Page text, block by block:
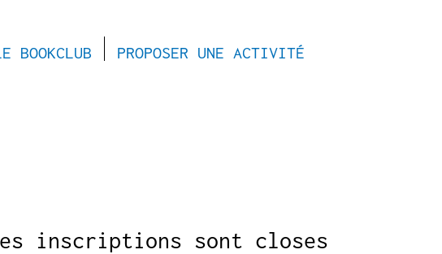
BOOKCLUB PROPOSER UNE ACTIVITÉ
inscriptions sont closes